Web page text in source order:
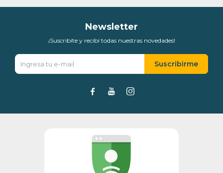
Newsletter
¡Suscribite y recibí todas nuestras novedades!
Suscribirme
  